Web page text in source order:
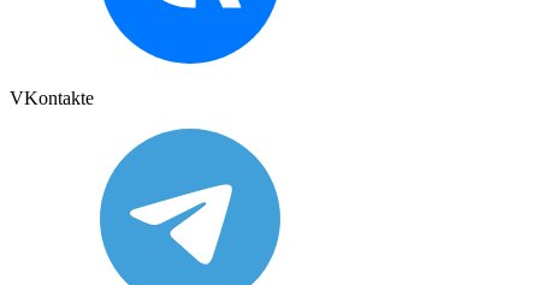
VKontakte